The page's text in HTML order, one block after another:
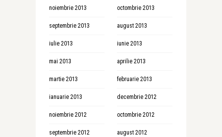
noiembrie 2013 octombrie 2013
septembrie 2013 august 2013
iulie 2013 iunie 2013
mai 2013 aprilie 2013
martie 2013 februarie 2013
ianuarie 2013 decembrie 2012
noiembrie 2012 octombrie 2012
septembrie 2012 august 2012